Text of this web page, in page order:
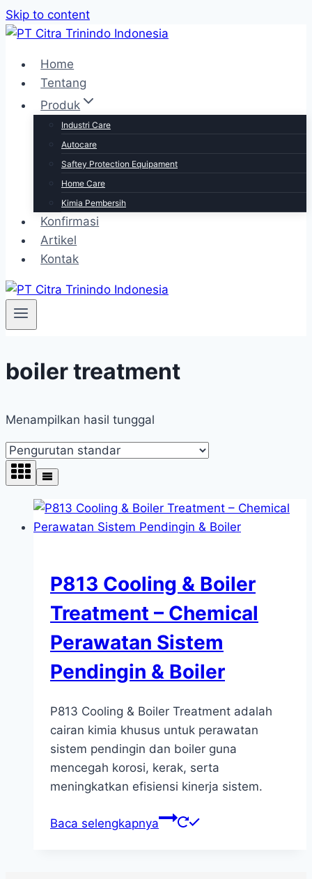
Skip to content
Home
Tentang
Produk
Industri Care
Autocare
Saftey Protection Equipament
Home Care
Kimia Pembersih
Konfirmasi
Artikel
Kontak
boiler treatment
Menampilkan hasil tunggal
P813 Cooling & Boiler
Treatment – Chemical
Perawatan Sistem
Pendingin & Boiler
P813 Cooling & Boiler Treatment adalah
cairan kimia khusus untuk perawatan
sistem pendingin dan boiler guna
mencegah korosi, kerak, serta
meningkatkan efisiensi kinerja sistem.
Baca selengkapnya